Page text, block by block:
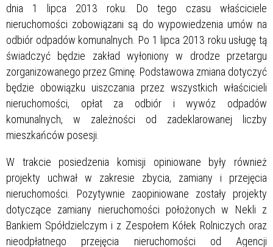
dnia 1 lipca 2013 roku. Do tego czasu właściciele
nieruchomości zobowiązani są do wypowiedzenia umów na
odbiór odpadów komunalnych. Po 1 lipca 2013 roku usługę tą
świadczyć będzie zakład wyłoniony w drodze przetargu
zorganizowanego przez Gminę. Podstawowa zmiana dotyczyć
będzie obowiązku uiszczania przez wszystkich właścicieli
nieruchomości, opłat za odbiór i wywóz odpadów
komunalnych, w zależności od zadeklarowanej liczby
mieszkańców posesji.
W trakcie posiedzenia komisji opiniowane były również
projekty uchwał w zakresie zbycia, zamiany i przejęcia
nieruchomości. Pozytywnie zaopiniowane zostały projekty
dotyczące zamiany nieruchomości położonych w Nekli z
Bankiem Spółdzielczym i z Zespołem Kółek Rolniczych oraz
nieodpłatnego przejęcia nieruchomości od Agencji